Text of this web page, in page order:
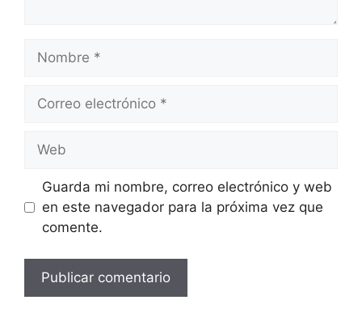
Nombre
Correo
Web
Guarda mi nombre, correo electrónico y web
en este navegador para la próxima vez que
comente.